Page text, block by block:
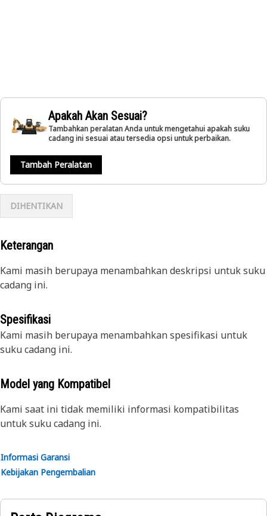
Apakah Akan Sesuai?
Tambahkan peralatan Anda untuk mengetahui apakah suku
cadang ini sesuai atau tersedia opsi untuk perbaikan.
Tambah Peralatan
DIHENTIKAN
Keterangan
Kami masih berupaya menambahkan deskripsi untuk suku
cadang ini.
Spesifikasi
Kami masih berupaya menambahkan spesifikasi untuk
suku cadang ini.
Model yang Kompatibel
Kami saat ini tidak memiliki informasi kompatibilitas
untuk suku cadang ini.
Informasi Garansi
Kebijakan Pengembalian